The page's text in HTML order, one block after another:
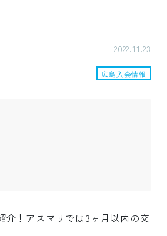
2022.11.23
広島入会情報
！アスマリでは3ヶ月以内の交